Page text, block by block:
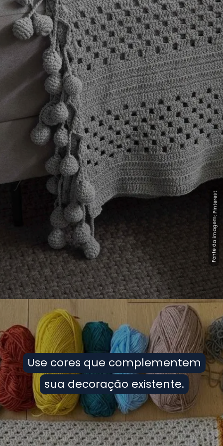
Fonte da imagem: Pinterest
Fonte da imagem: Pinterest
Use cores que complementem
sua decoração existente.
Use cores que complementem
sua decoração existente.